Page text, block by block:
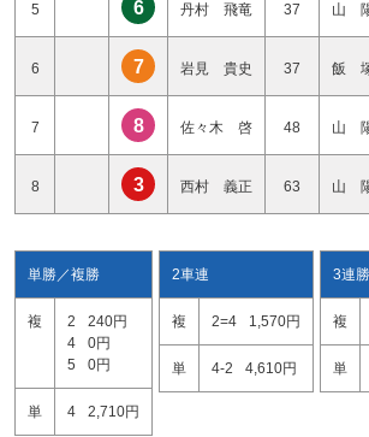
5 6 丹村 飛竜 37 山
6 7 岩見 貴史 37 飯
7 8 佐々木 啓 48 山
8 3 西村 義正 63 山
単勝／複勝
複 2
240円
4
0円
5
0円
単 4 2,710円
2車連
複 2=4 1,570円
単 4-2 4,610円
3連勝
複
単